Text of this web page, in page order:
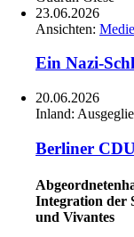
23.06.2026
Ansichten:
Ein Nazi-
20.06.2026
Inland:
Berliner
Integration der
und Vivantes